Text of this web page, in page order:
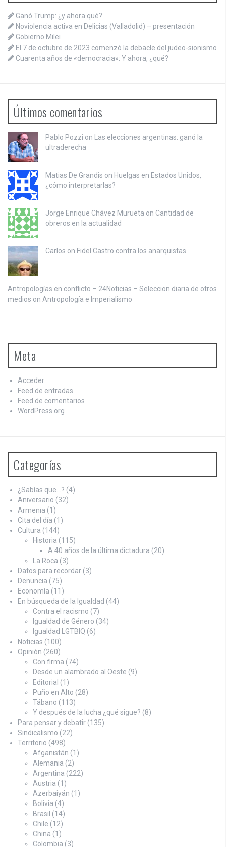
Ganó Trump: ¿y ahora qué?
Noviolencia activa en Delicias (Valladolid) – presentación
Gobierno Milei
El 7 de octubre de 2023 comenzó la debacle del judeo-sionismo
Cuarenta años de «democracia»: Y ahora, ¿qué?
Últimos comentarios
Pablo Pozzi on Las elecciones argentinas: ganó la
ultraderecha
Matias De Grandis on Huelgas en Estados Unidos,
¿cómo interpretarlas?
Jorge Enrique Chávez Murueta on Cantidad de
obreros en la actualidad
Carlos on Fidel Castro contra los anarquistas
Antropologías en conflicto – 24Noticias – Seleccion diaria de otros
medios on Antropología e Imperialismo
Meta
Acceder
Feed de entradas
Feed de comentarios
WordPress.org
Categorías
¿Sabías que…? (4)
Aniversario (32)
Armenia (1)
Cita del día (1)
Cultura (144)
Historia (115)
A 40 años de la última dictadura (20)
La Roca (3)
Datos para recordar (3)
Denuncia (75)
Economía (11)
En búsqueda de la Igualdad (44)
Contra el racismo (7)
Igualdad de Género (34)
Igualdad LGTBIQ (6)
Noticias (100)
Opinión (260)
Con firma (74)
Desde un alambrado al Oeste (9)
Editorial (1)
Puño en Alto (28)
Tábano (113)
Y después de la lucha ¿qué sigue? (8)
Para pensar y debatir (135)
Sindicalismo (22)
Territorio (498)
Afganistán (1)
Alemania (2)
Argentina (222)
Austria (1)
Azerbaiyán (1)
Bolivia (4)
Brasil (14)
Chile (12)
China (1)
Colombia (3)